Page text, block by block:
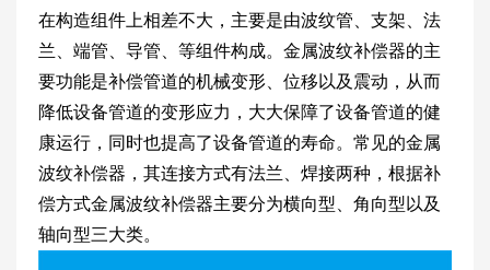
在构造组件上相差不大，主要是由波纹管、支架、法
兰、端管、导管、等组件构成。金属波纹补偿器的主
要功能是补偿管道的机械变形、位移以及震动，从而
降低设备管道的变形应力，大大保障了设备管道的健
康运行，同时也提高了设备管道的寿命。常见的金属
波纹补偿器，其连接方式有法兰、焊接两种，根据补
偿方式金属波纹补偿器主要分为横向型、角向型以及
轴向型三大类。